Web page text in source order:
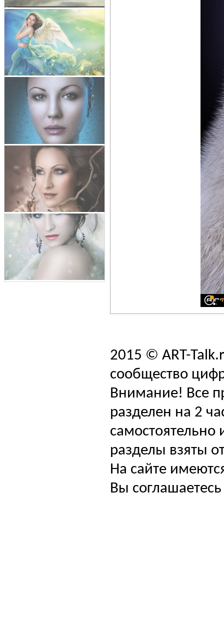
2015 © ART-
сообщество
Внимание! Все
разделен на 2
самостоятельно
разделы взяты
На сайте
Вы